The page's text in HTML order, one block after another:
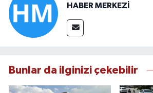
HABER MERKEZİ
Bunlar da ilginizi çekebilir